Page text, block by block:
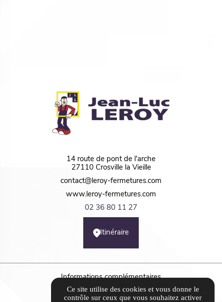
14 route de pont de l'arche
27110 Crosville la Vieille
contact@leroy-fermetures.com
www.leroy-fermetures.com
02 36 80 11 27
Itinéraire
Informations complémentaires
Mentions légales
Ce site utilise des cookies et vous donne le
contrôle sur ceux que vous souhaitez activer